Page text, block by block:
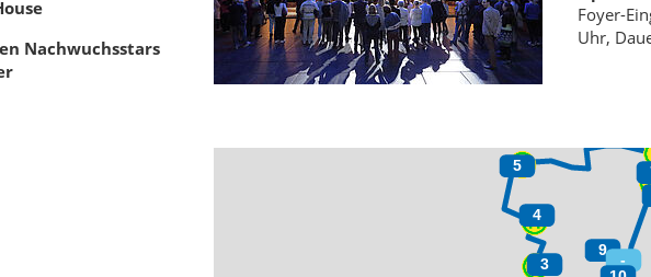
Nachwuchsstars
Foyer-
Uhr,